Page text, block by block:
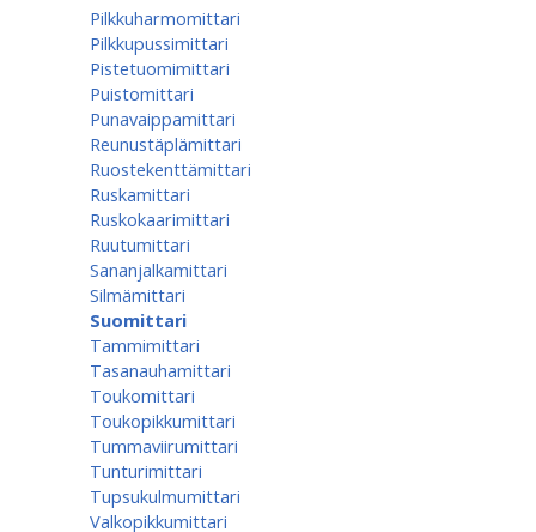
Pilkkuharmomittari
Pilkkupussimittari
Pistetuomimittari
Puistomittari
Punavaippamittari
Reunustäplämittari
Ruostekenttämittari
Ruskamittari
Ruskokaarimittari
Ruutumittari
Sananjalkamittari
Silmämittari
Suomittari
Tammimittari
Tasanauhamittari
Toukomittari
Toukopikkumittari
Tummaviirumittari
Tunturimittari
Tupsukulmumittari
Valkopikkumittari